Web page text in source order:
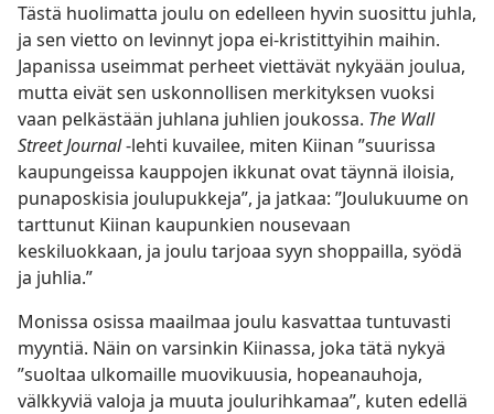
Tästä huolimatta joulu on edelleen hyvin suosittu juhla,
ja sen vietto on levinnyt jopa ei-kristittyihin maihin.
Japanissa useimmat perheet viettävät nykyään joulua,
mutta eivät sen uskonnollisen merkityksen vuoksi
vaan pelkästään juhlana juhlien joukossa. The Wall
Street Journal-lehti kuvailee, miten Kiinan ”suurissa
kaupungeissa kauppojen ikkunat ovat täynnä iloisia,
punaposkisia joulupukkeja”, ja jatkaa: ”Joulukuume on
tarttunut Kiinan kaupunkien nousevaan
keskiluokkaan, ja joulu tarjoaa syyn shoppailla, syödä
ja juhlia.”
Monissa osissa maailmaa joulu kasvattaa tuntuvasti
myyntiä. Näin on varsinkin Kiinassa, joka tätä nykyä
”suoltaa ulkomaille muovikuusia, hopeanauhoja,
välkkyviä valoja ja muuta joulurihkamaa”, kuten edellä